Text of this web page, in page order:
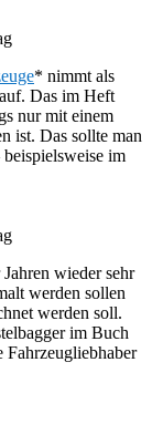
* nimmt als
Das im Heft
nur mit einem
ist. Das sollte man
im
wieder sehr
werden sollen
werden soll.
im Buch